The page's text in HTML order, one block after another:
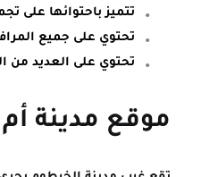
تتميز باحتوائها على
تحتوي على جميع
تحتوي على العديد من
موقع مدينة